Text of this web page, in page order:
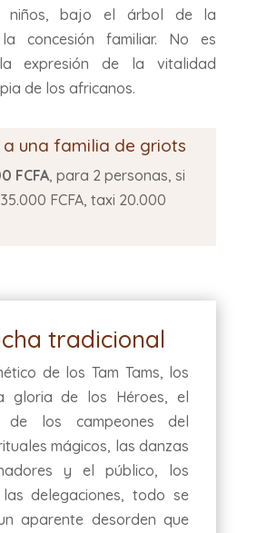
niños, bajo el árbol de la
concesión familiar. No es
expresión de la vitalidad
de los africanos.
a una familia de griots
FCFA, para 2 personas, si
FCFA, taxi 20.000
tradicional
de los Tam Tams, los
gloria de los Héroes, el
de los campeones del
mágicos, las danzas
y el público, los
delegaciones, todo se
aparente desorden que